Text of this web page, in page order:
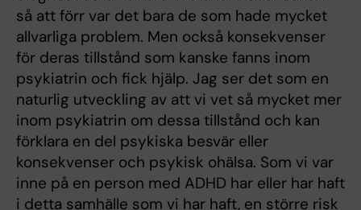
så att förr var det bara de som hade mycket
allvarliga problem. Men också konsekvenser
för deras tillstånd som kanske fanns inom
psykiatrin och fick hjälp. Jag ser det som en
naturlig utveckling av att vi vet så mycket mer
inom psykiatrin om dessa tillstånd och kan
förklara en del psykiska besvär eller
konsekvenser och psykisk ohälsa. Som vi var
inne på en person med ADHD har eller har haft
i detta samhälle som vi har haft, en större risk